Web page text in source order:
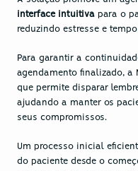
interface intuitiva para o
reduzindo estresse e
Para garantir a
agendamento finalizado, a
que permite disparar
ajudando a manter os
seus compromissos.
Um processo inicial
do paciente desde o